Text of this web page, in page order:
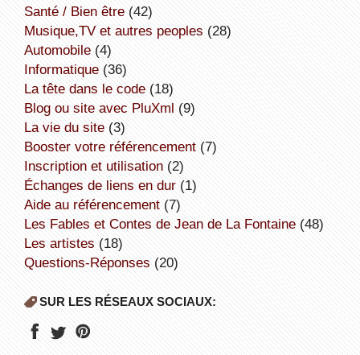
Santé / Bien être(42)
Musique,TV et autres peoples (28)
Automobile(4)
informatique(36)
la tête dans le code(18)
Blog ou site avec PluXml (9)
la vie du site(3)
booster votre référencement(7)
inscription et utilisation(2)
échanges de liens en dur(1)
aide au référencement(7)
Les Fables et Contes de Jean de La Fontaine(48)
Les artistes (18)
Questions-Réponses (20)
SUR LES RÉSEAUX SOCIAUX: